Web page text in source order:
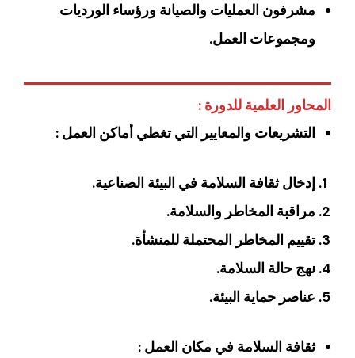
مشرفون العمليات والصيانة ورؤساء الورديات
ومجموعات العمل.
المحاور العلمية للدورة :
التشريعات والمعايير التي تغطي أماكن العمل ‏:
إدخال ثقافة السلامة في البيئة الصناعية‏.
‏مراقبة المخاطر والسلامة‏.
‏تقييم المخاطر المحتملة للمنشأة‏.
‏نهج حالة السلامة‏.
‏عناصر حماية البيئة‏.
ثقافة السلامة في مكان العمل ‏:‏